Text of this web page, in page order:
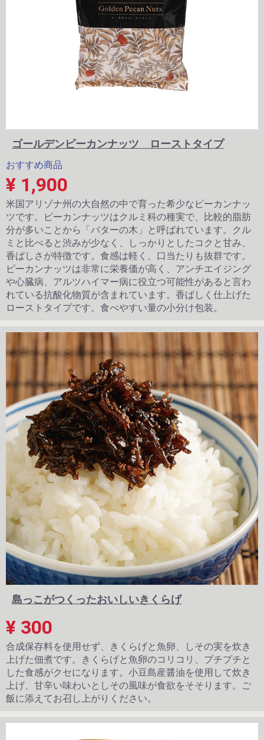
ゴールデンピーカンナッツ ローストタイプ
おすすめ商品
¥ 1,900
米国アリゾナ州の大自然の中で育った希少なピーカンナッ
ツです。ピーカンナッツはクルミ科の種実で、比較的脂肪
分が多いことから「バターの木」と呼ばれています。クル
ミと比べると渋みが少なく、しっかりとしたコクと甘み、
香ばしさが特徴です。食感は軽く、口当たりも抜群です。
ピーカンナッツは非常に栄養価が高く、アンチエイジング
や心臓病、アルツハイマー病に役立つ可能性があると言わ
れている抗酸化物質が含まれています。香ばしく仕上げた
ローストタイプです。食べやすい量の小分け包装。
島っこがつくったおいしいきくらげ
¥ 300
合成保存料を使用せず、きくらげと魚卵、しその実を炊き
上げた佃煮です。きくらげと魚卵のコリコリ、プチプチと
した食感がクセになります。小豆島産醤油を使用して炊き
上げ、甘辛い味わいとしその風味が食欲をそそります。ご
飯に添えてお召し上がりください。